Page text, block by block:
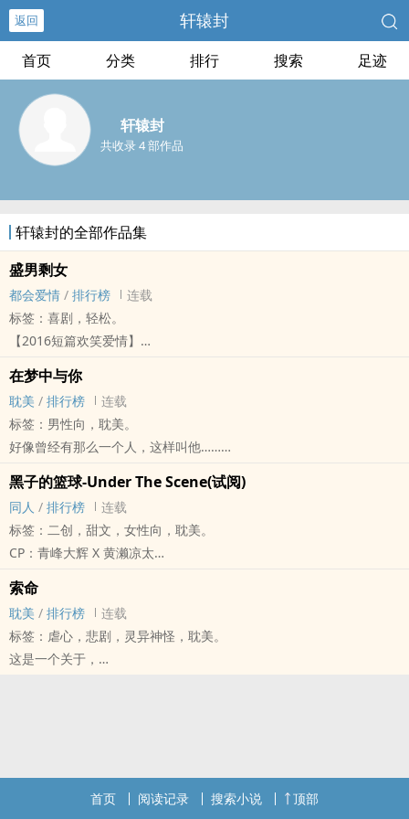
返回 轩辕封
首页 分类 排行 搜索 足迹
轩辕封
共收录 4 部作品
轩辕封的全部作品集
盛男剩女
都会爱情 / 排行榜
连载
标签：喜剧，轻松。
【2016短篇欢笑爱情】
而我就天生要当剩女？」
*参加‍P‎‌O‍‌P‍‎O‍‌‎林语堂文学奖
我不懂，为什么温柔可爱的人会没人爱？
「男人只看妳身材。」
「你一天不嘴我是会死哦？」
*外加番外篇【一切都是命中注定】
每周二、四、六定期更新
已于2016/07/26全文完结
点我收听：
/notes/6750736
-------------------------封说------------------------
好吧，这文案真的很烂......
因为除了这张真的找不到更符合本文的图啊......
若有侵权麻烦请一定要告诉本封><
在梦中与你
‌‍耽‍美‍‍‌ / 排行榜
连载
标签：男性向，‌‍耽‍美‍‍‌。
好像曾经有那么一个人，这样叫他……
勾动藏在他心中最深处的喜欢
那个人向着光所以看不清他的脸…但是好温柔好温柔……
羽翅说：
本书定期更新哦！
每周二、四、六，从2/9日开始
同时，推荐一本BL小说《神啊！给我一点BL吧》
本书有尽量减少限制级内容的量，
但是第四章(下)和第五章(上)还是有一点
如果本书达十人收藏加一篇番外：小希的视角
黑子的篮球-Under The Scene(试阅)
‎‍同‍人‌‎‍ / 排行榜
连载
标签：二创，甜文，女性向，‌‍耽‍美‍‍‌。
CP：青峰大辉 X 黄濑凉太
*内文含有些许路人X黄濑，请自行避雷*
目录：
黄濑Scene
青峰Scene
索命
‌‍耽‍美‍‍‌ / 排行榜
连载
标签：虐心，悲剧，灵异神怪，‌‍耽‍美‍‍‌。
这是一个关于，
有一天，他的恶梦化为真实，出现在他面前。
首页 阅读记录 搜索小说 顶部